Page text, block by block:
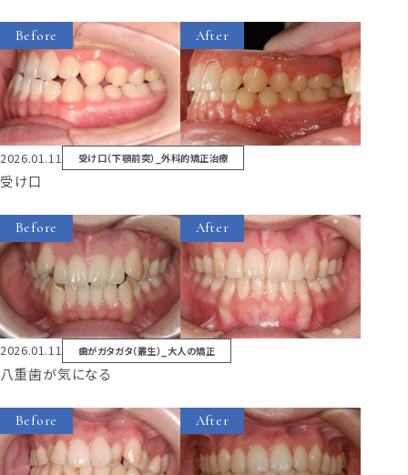
Before After
2026.01.11 受け口（下顎前突）_外科的矯正治療
受け口
Before After
2026.01.11 歯がガタガタ（叢生）_大人の矯正
八重歯が気になる
Before After